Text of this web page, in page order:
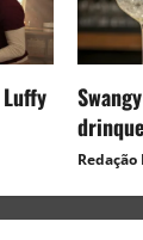
Redação